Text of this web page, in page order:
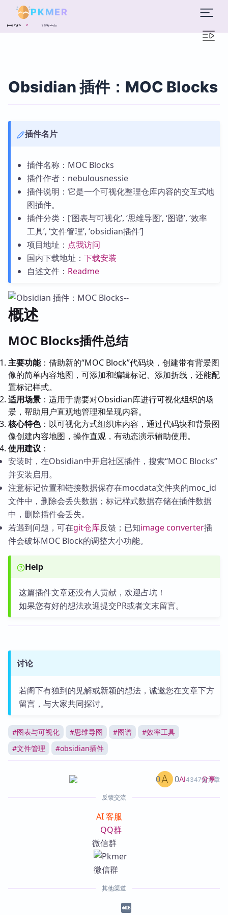
PKMER
目录 概述
Obsidian 插件：MOC Blocks
插件名片
插件名称：MOC Blocks
插件作者：nebulousnessie
插件说明：它是一个可视化整理仓库内容的交互式地
图插件。
插件分类：[‘图表与可视化’, ‘思维导图’, ‘图谱’, ‘效率
工具’, ‘文件管理’, ‘obsidian插件’]
项目地址： 点我访问
国内下载地址： 下载安装
自述文件： Readme
概述
MOC Blocks插件总结
主要功能：借助新的“MOC Block”代码块，创建带有背景图
像的简单内容地图，可添加和编辑标记、添加折线，还能配
置标记样式。
适用场景 ：适用于需要对Obsidian库进行可视化组织的场
景，帮助用户直观地管理和呈现内容。
核心特色：以可视化方式组织库内容，通过代码块和背景图
像创建内容地图，操作直观，有动态演示辅助使用。
使用建议 ：
安装时，在Obsidian中开启社区插件，搜索“MOC Blocks”
并安装启用。
注意标记位置和链接数据保存在mocdata文件夹的moc_id
文件中，删除会丢失数据；标记样式数据存储在插件数据
中，删除插件会丢失。
若遇到问题，可在git仓库反馈；已知image converter插
件会破坏MOC Block的调整大小功能。
Help
这篇插件文章还没有人贡献，欢迎占坑！
如果您有好的想法欢迎提交PR或者文末留言。
讨论
若阁下有独到的见解或新颖的想法，诚邀您在文章下方
留言，与大家共同探讨。
#图表与可视化 #思维导图 #图谱 #效率工具
#文件管理 #obsidian插件
AI4347篇文章
0 0 分享
反馈交流
AI 客服
QQ群
微信群
其他渠道